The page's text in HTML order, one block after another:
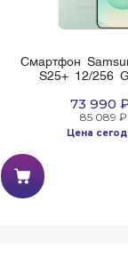
Смартфон
S25+ 12/256
73 990
85 089 ₽
Цена